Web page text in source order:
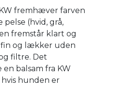
fremhæver farven
pelse (hvid, grå,
fremstår klart og
fin og lækker uden
filtre. Det
balsam fra KW
hunden er